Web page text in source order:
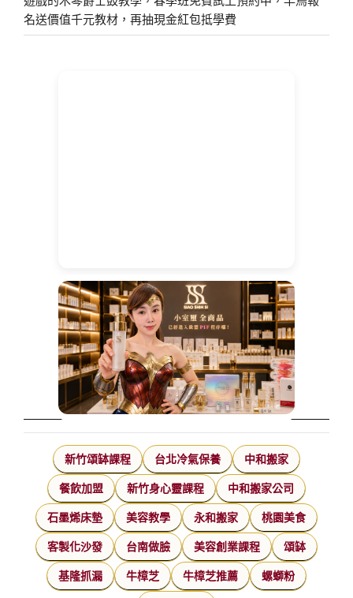
名送價值千元教材，再抽現金紅包抵學費
新竹頌缽課程 台北冷氣保養 中和搬家
餐飲加盟 新竹身心靈課程 中和搬家公司
石墨烯床墊 美容教學 永和搬家 桃園美食
客製化沙發 台南做臉 美容創業課程 頌缽
基隆抓漏 牛樟芝 牛樟芝推薦 螺螄粉